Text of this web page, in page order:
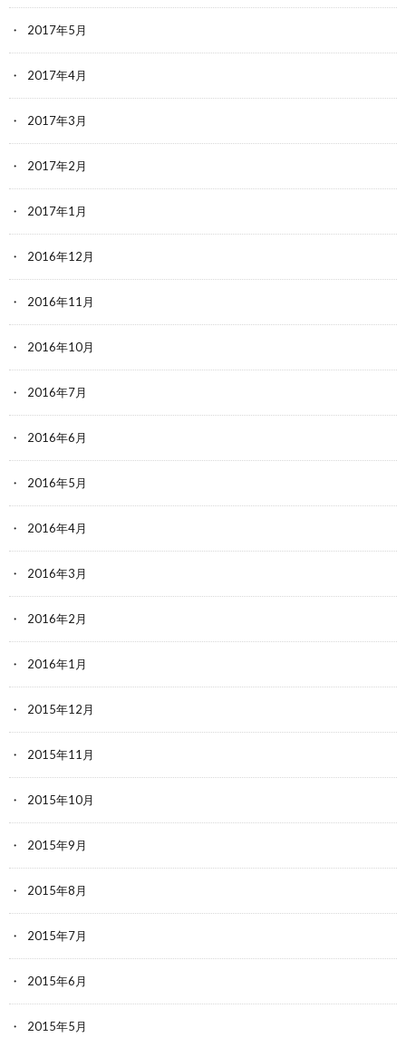
2017年5月
2017年4月
2017年3月
2017年2月
2017年1月
2016年12月
2016年11月
2016年10月
2016年7月
2016年6月
2016年5月
2016年4月
2016年3月
2016年2月
2016年1月
2015年12月
2015年11月
2015年10月
2015年9月
2015年8月
2015年7月
2015年6月
2015年5月